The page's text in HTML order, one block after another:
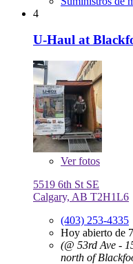
4
U-Haul at
Verfotos
5519 6th St SE
Calgary, AB T2H1L6
(403) 253-4335
Hoy abierto de
(@ 53rd Ave -
north of